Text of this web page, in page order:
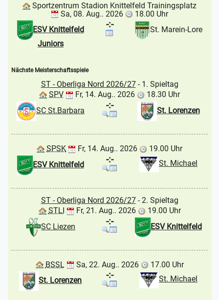
Sportzentrum Stadion Knittelfeld Trainingsplatz
Sa, 08. Aug.. 2026
18.00 Uhr
ESV Knittelfeld
Juniors
St. Marein-Lore
-:-
Nächste Meisterschaftsspiele
ST - Oberliga Nord 2026/27- 1. Spieltag
SPV
Fr, 14. Aug.. 2026
18.30 Uhr
SC St.Barbara
St. Lorenzen
-:-
SPSK Fr, 14. Aug.. 2026
19.00 Uhr
ESV Knittelfeld
St. Michael
-:-
ST - Oberliga Nord 2026/27- 2. Spieltag
STLI
Fr, 21. Aug.. 2026
19.00 Uhr
SC Liezen
ESV Knittelfeld
-:-
BSSL Sa, 22. Aug.. 2026
17.00 Uhr
St. Lorenzen
St. Michael
-:-